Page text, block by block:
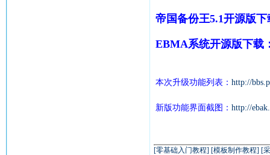
帝国备份王5.1开源版下
EBMA系统开源版下载
本次升级功能列表： http://
新版功能界面截图： http://
[零基础入门教程] [模板制作教程] [